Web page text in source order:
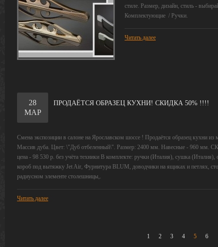
стиле. Размер, дизайн, стиль -
Комплектующие / Ручки.
Читать далее
ПРОДАЁТСЯ ОБРАЗЕЦ КУХНИ! СКИДКА 50% !!!!
28
МАР
Смена экспозиции в салоне на Ярославском шоссе ! Продаётся образец кухни
Массив дуба. Цвет: \"Дуб отбеленный\". Размер: 2400 мм. Навесные - 960 мм.
цена - 98 530 р. без учёта техники В комплекте: ручки (Италия), сушка
короб под вытяжку Jet Air, Фурнитура BLUM, доводчики на ящиках и петлях,
радиусном элементе столешницы,.
Читать далее
1 2 3 4 5 6